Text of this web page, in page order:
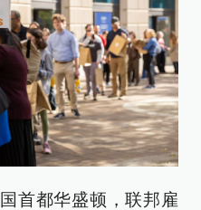
首都华盛顿，联邦雇